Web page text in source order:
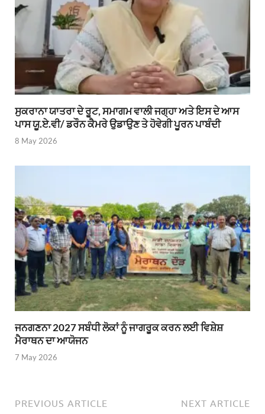
ਸੁਕਰਾਨਾ ਯਾਤਰਾ ਦੇ ਰੂਟ, ਸਮਾਗਮ ਵਾਲੀ ਜਗ੍ਹਾ ਅਤੇ ਇਸ ਦੇ ਆਸ
ਪਾਸ ਯੂ.ਏ.ਵੀ/ ਡਰੌਨ ਕੈਮਰੇ ਉਡਾਉਣ ਤੇ ਹੋਵੇਗੀ ਪੂਰਨ ਪਾਬੰਦੀ
8 May 2026
ਜਨਗਣਨਾ 2027 ਸਬੰਧੀ ਲੋਕਾਂ ਨੂੰ ਜਾਗਰੂਕ ਕਰਨ ਲਈ ਵਿਸ਼ੇਸ਼
ਮੈਰਾਥਨ ਦਾ ਆਯੋਜਨ
7 May 2026
PREVIOUS ARTICLE NEXT ARTICLE